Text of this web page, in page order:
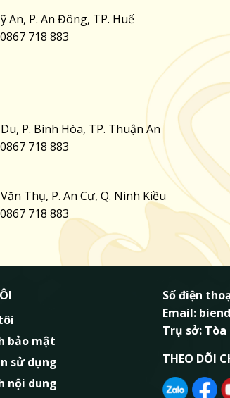
An, P. An Đông, TP. Huế
718 883
P. Bình Hòa, TP. Thuận An
718 883
Thụ, P. An Cư, Q. Ninh Kiều
718 883
bảo mật
sử dụng
nội dung
Số điện
Email:
Trụ sở:
THEO DÕI